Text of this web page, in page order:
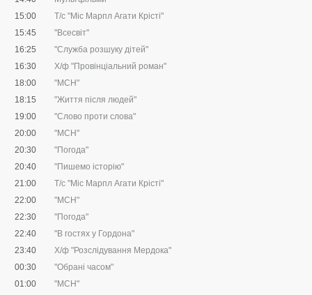
15:00
Т/с "Міс Марпл Агати Крісті"
15:45
"Всесвіт"
16:25
"Служба розшуку дітей"
16:30
Х/ф "Провінціальний роман"
18:00
"МСН"
18:15
"Життя після людей"
19:00
"Слово проти слова"
20:00
"МСН"
20:30
"Погода"
20:40
"Пишемо історію"
21:00
Т/с "Міс Марпл Агати Крісті"
22:00
"МСН"
22:30
"Погода"
22:40
"В гостях у Гордона"
23:40
Х/ф "Розслідування Мердока"
00:30
"Обрані часом"
01:00
"МСН"